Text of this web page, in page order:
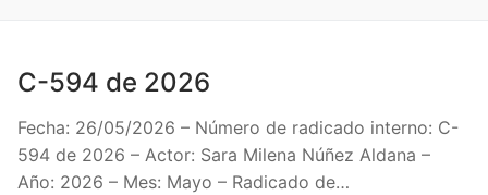
C-594 de 2026
Fecha: 26/05/2026 – Número de radicado interno: C-
594 de 2026 – Actor: Sara Milena Núñez Aldana –
Año: 2026 – Mes: Mayo – Radicado de…